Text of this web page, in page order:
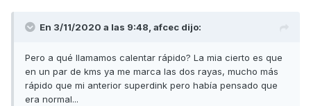
En 3/11/2020 a las 9:48, afcec dijo:
Pero a qué llamamos calentar rápido? La mia cierto es que
en un par de kms ya me marca las dos rayas, mucho más
rápido que mi anterior superdink pero había pensado que
era normal...